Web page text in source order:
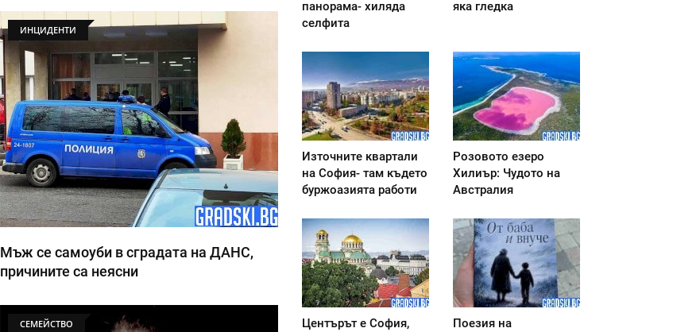
ИНЦИДЕНТИ
Мъж се самоуби в сградата на ДАНС,
причините са неясни
СЕМЕЙСТВО
панорама- хиляда
селфита
яка гледка
Източните квартали
на София- там където
буржоазията работи
Розовото езеро
Хилиър: Чудото на
Австралия
Центърът е София,
Поезия на